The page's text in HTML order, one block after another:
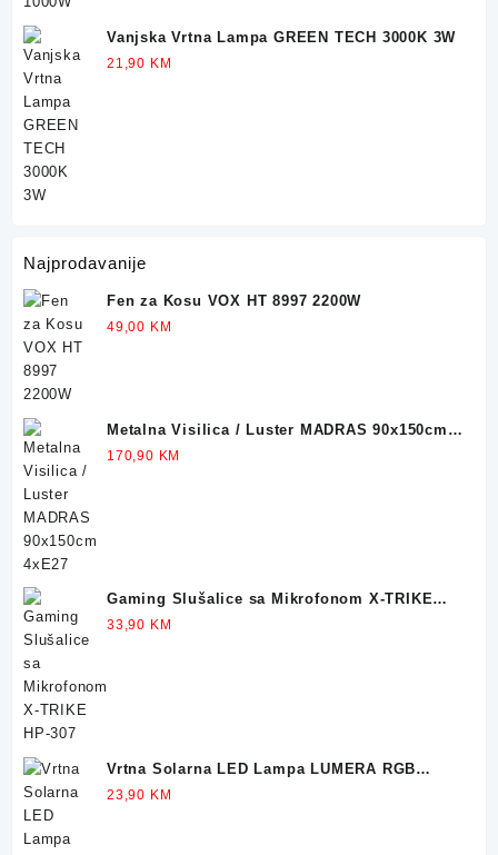
Vanjska Vrtna Lampa GREEN TECH 3000K 3W
21,90 KM
Najprodavanije
Fen za Kosu VOX HT 8997 2200W
49,00 KM
Metalna Visilica / Luster MADRAS 90x150cm
4xE27
170,90 KM
Gaming Slušalice sa Mikrofonom X-TRIKE
HP-307
33,90 KM
Vrtna Solarna LED Lampa LUMERA RGB
Lighting 40cm
23,90 KM